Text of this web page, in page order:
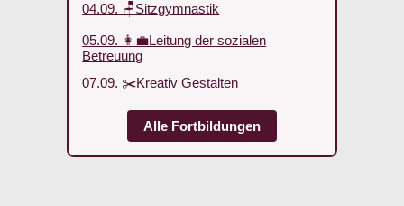
04.09. 🪑Sitzgymnastik
05.09. 👩‍💼Leitung der sozialen
Betreuung
07.09. ✂️Kreativ Gestalten
Alle Fortbildungen